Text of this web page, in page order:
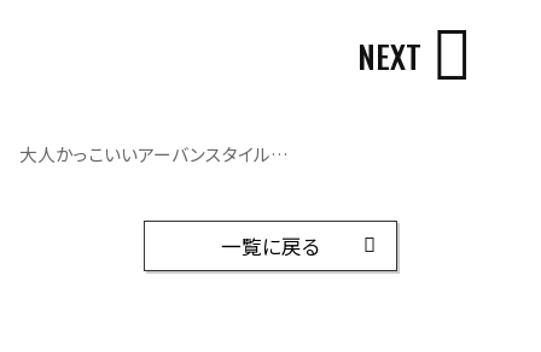
大人かっこいいアーバンスタイルの平屋｜趣味部屋
NEXT
一覧に戻る